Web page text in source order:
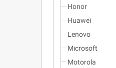
Honor
Huawei
Lenovo
Microsoft
Motorola